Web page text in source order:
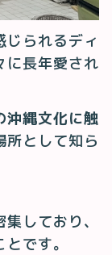
じられるディ
に長年愛され
沖縄文化に触
所として知ら
しており、
です。